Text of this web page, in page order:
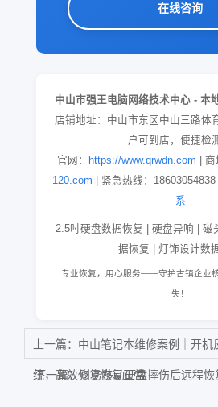
在线咨询
中山市强王电脑网络技术中心 - 本
店铺地址：中山市东区中山三路体
户可到店，便捷检
官网：
https://www.qrwdn.com | 商
120.com | 紧急热线：18603054838
系
2.5吋硬盘数据恢复 | 硬盘异响 | 磁
据恢复 | 灯饰设计数
专业恢复，用心服务——守护古镇企业
失！
上一篇： 中山笔记本维修案例｜开机
统，高效修复恢复正常
下一篇：财务移动硬盘摔伤后远程